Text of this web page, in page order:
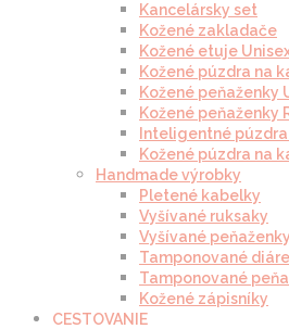
Kancelársky set
Kožené zakladače
Kožené etuje
Kožené púzdra na
Kožené peňaženky
Kožené peňaženky
Inteligentné púzdra
Kožené púzdra na
Handmade výrobky
Pletené kabelky
Vyšívané ruksaky
Vyšívané peňaženky
Tamponované diáre
Tamponované
Kožené zápisníky
CESTOVANIE